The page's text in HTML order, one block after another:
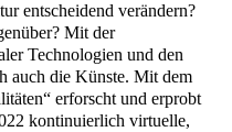
entscheidend verändern?
Mit der
Technologien und den
auch die Künste. Mit dem
erforscht und erprobt
kontinuierlich virtuelle,